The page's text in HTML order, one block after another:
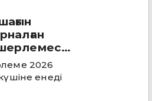
2026
енеді